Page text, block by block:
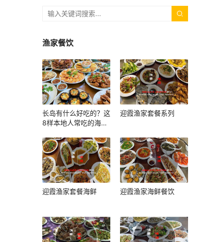
渔家餐饮
长岛有什么好吃的？这
8样本地人常吃的海鲜
对了
迎霞渔家套餐系列
迎霞渔家套餐海鲜 迎霞渔家海鲜餐饮